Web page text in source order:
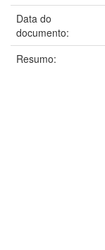
Data do
documento:
Resumo: